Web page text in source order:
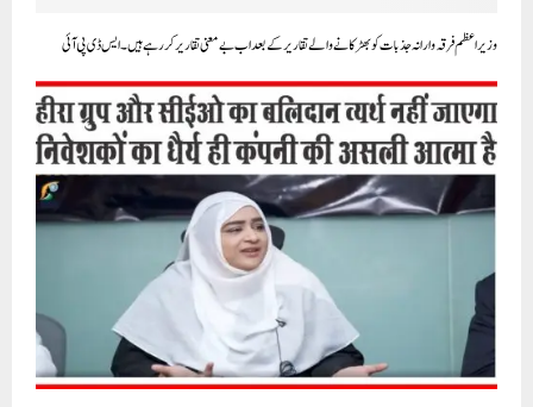
وزیر اعظم فرقہ وارانہ جذبات کو بھڑکانے والے تقاریر کے بعد اب بے معنی تقاریر کررہے ہیں۔ ایس ڈی پی آئی